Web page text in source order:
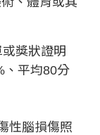
獎狀證明
、平均80分
性腦損傷照